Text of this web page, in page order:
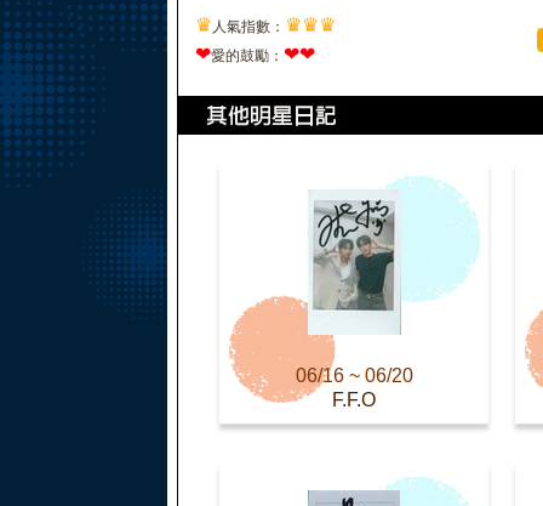
♛ 人氣指數： ♛♛♛
❤愛的鼓勵： ❤❤
06/16 ~ 06/20
F.F.O